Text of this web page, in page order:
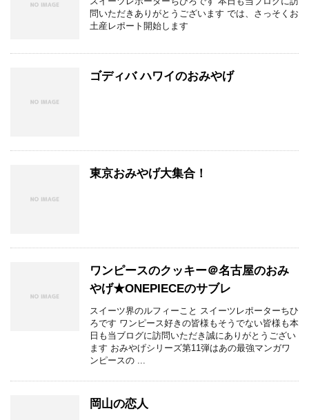
問いただきありがとうございます では、さっそくお
土産レポート開始します
ゴディバ ハワイのおみやげ
東京おみやげ大集合！
ワンピースのクッキー＠名古屋のおみ
やげ★ONEPIECEのサブレ
スイーツ界のルフィーこと スイーツレポーターちひ
ろです ワンピース好きの皆様もそうでない皆様も本
日も当ブログに訪問いただき誠にありがとうござい
ます おみやげシリーズ第11弾はあの最強マンガワ
ンピースの ...
岡山の恋人